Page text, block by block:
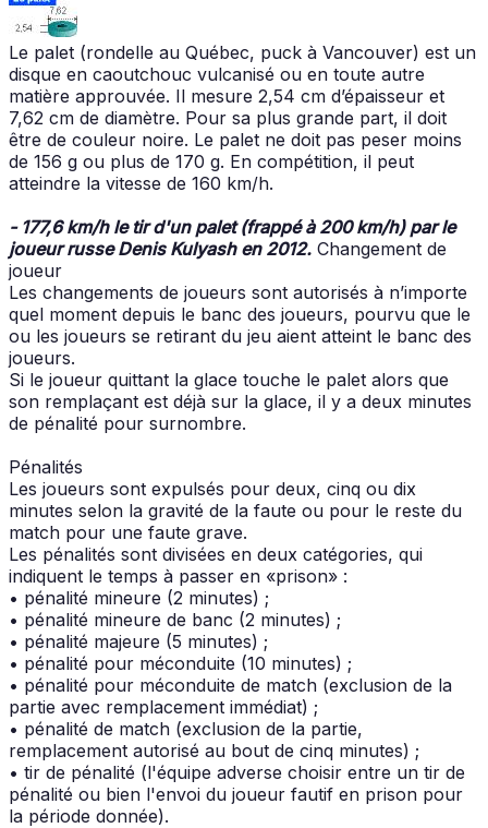
Le palet (rondelle au Québec, puck à Vancouver) est un
disque en caoutchouc vulcanisé ou en toute autre
matière approuvée. Il mesure 2,54 cm d’épaisseur et
7,62 cm de diamètre. Pour sa plus grande part, il doit
être de couleur noire. Le palet ne doit pas peser moins
de 156 g ou plus de 170 g. En compétition, il peut
atteindre la vitesse de 160 km/h.
- 177,6 km/h le tir d'un palet (frappé à 200 km/h) par le
joueur russe Denis Kulyash en 2012. Changement de
joueur
Les changements de joueurs sont autorisés à n’importe
quel moment depuis le banc des joueurs, pourvu que le
ou les joueurs se retirant du jeu aient atteint le banc des
joueurs.
Si le joueur quittant la glace touche le palet alors que
son remplaçant est déjà sur la glace, il y a deux minutes
de pénalité pour surnombre.
Pénalités
Les joueurs sont expulsés pour deux, cinq ou dix
minutes selon la gravité de la faute ou pour le reste du
match pour une faute grave.
Les pénalités sont divisées en deux catégories, qui
indiquent le temps à passer en «prison» :
• pénalité mineure (2 minutes) ;
• pénalité mineure de banc (2 minutes) ;
• pénalité majeure (5 minutes) ;
• pénalité pour méconduite (10 minutes) ;
• pénalité pour méconduite de match (exclusion de la
partie avec remplacement immédiat) ;
• pénalité de match (exclusion de la partie,
remplacement autorisé au bout de cinq minutes) ;
• tir de pénalité (l'équipe adverse choisir entre un tir de
pénalité ou bien l'envoi du joueur fautif en prison pour
la période donnée).